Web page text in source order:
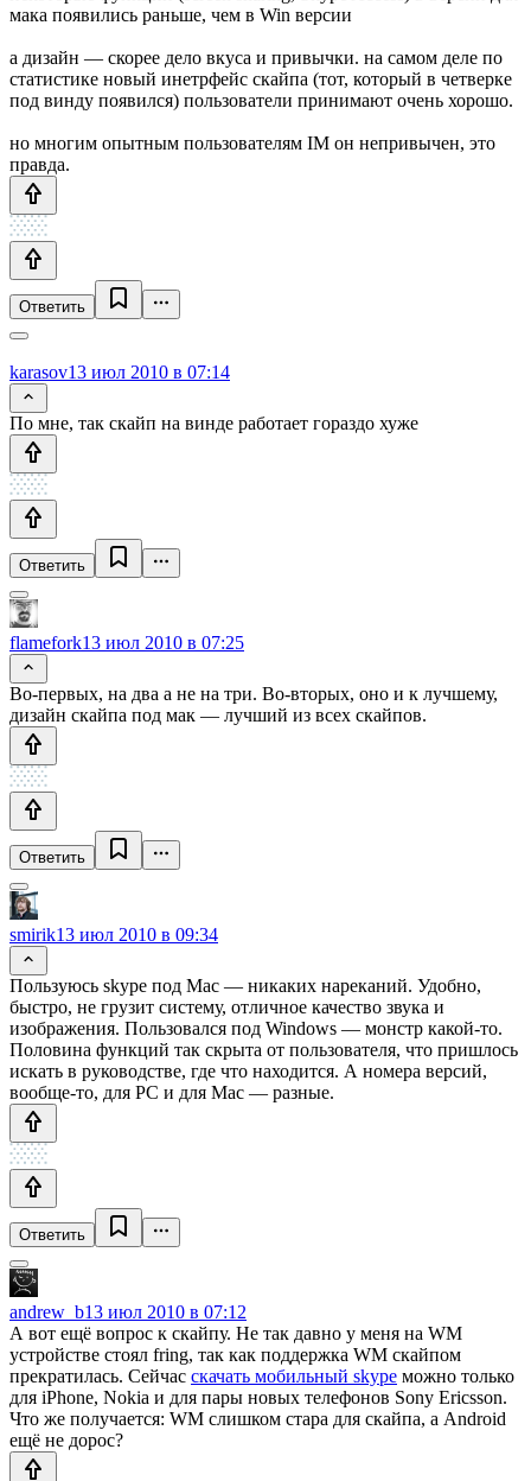
мака появились раньше, чем в Win версии
а дизайн — скорее дело вкуса и привычки. на самом деле по
статистике новый инетрфейс скайпа (тот, который в четверке
под винду появился) пользователи принимают очень хорошо.
но многим опытным пользователям IM он непривычен, это
правда.
Ответить
karasov13 июл 2010 в 07:14
По мне, так скайп на винде работает гораздо хуже
Ответить
flamefork13 июл 2010 в 07:25
Во-первых, на два а не на три. Во-вторых, оно и к лучшему,
дизайн скайпа под мак — лучший из всех скайпов.
Ответить
smirik13 июл 2010 в 09:34
Пользуюсь skype под Mac — никаких нареканий. Удобно,
быстро, не грузит систему, отличное качество звука и
изображения. Пользовался под Windows — монстр какой-то.
Половина функций так скрыта от пользователя, что пришлось
искать в руководстве, где что находится. А номера версий,
вообще-то, для PC и для Mac — разные.
Ответить
andrew_b13 июл 2010 в 07:12
А вот ещё вопрос к скайпу. Не так давно у меня на WM
устройстве стоял fring, так как поддержка WM скайпом
прекратилась. Сейчас скачать мобильный skype можно только
для iPhone, Nokia и для пары новых телефонов Sony Ericsson.
Что же получается: WM слишком стара для скайпа, а Android
ещё не дорос?